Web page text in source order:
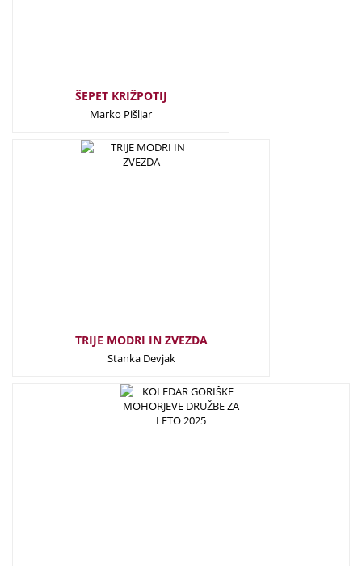
ŠEPET KRIŽPOTIJ
Marko Pišljar
TRIJE MODRI IN ZVEZDA
Stanka Devjak
9,90 €
20,00 €